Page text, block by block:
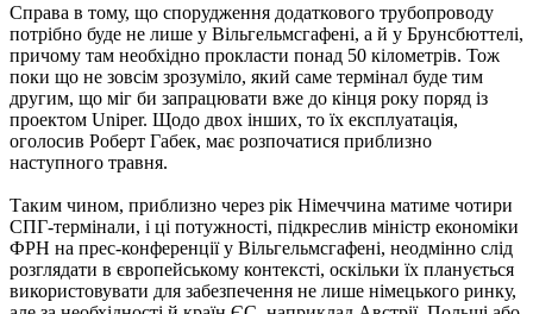
Справа в тому, що спорудження додаткового трубопроводу
потрібно буде не лише у Вільгельмсгафені, а й у Брунсбюттелі,
причому там необхідно прокласти понад 50 кілометрів. Тож
поки що не зовсім зрозуміло, який саме термінал буде тим
другим, що міг би запрацювати вже до кінця року поряд із
проектом Uniper. Щодо двох інших, то їх експлуатація,
оголосив Роберт Габек, має розпочатися приблизно
наступного травня.
Таким чином, приблизно через рік Німеччина матиме чотири
СПГ-термінали, і ці потужності, підкреслив міністр економіки
ФРН на прес-конференції у Вільгельмсгафені, неодмінно слід
розглядати в європейському контексті, оскільки їх планується
використовувати для забезпечення не лише німецького ринку,